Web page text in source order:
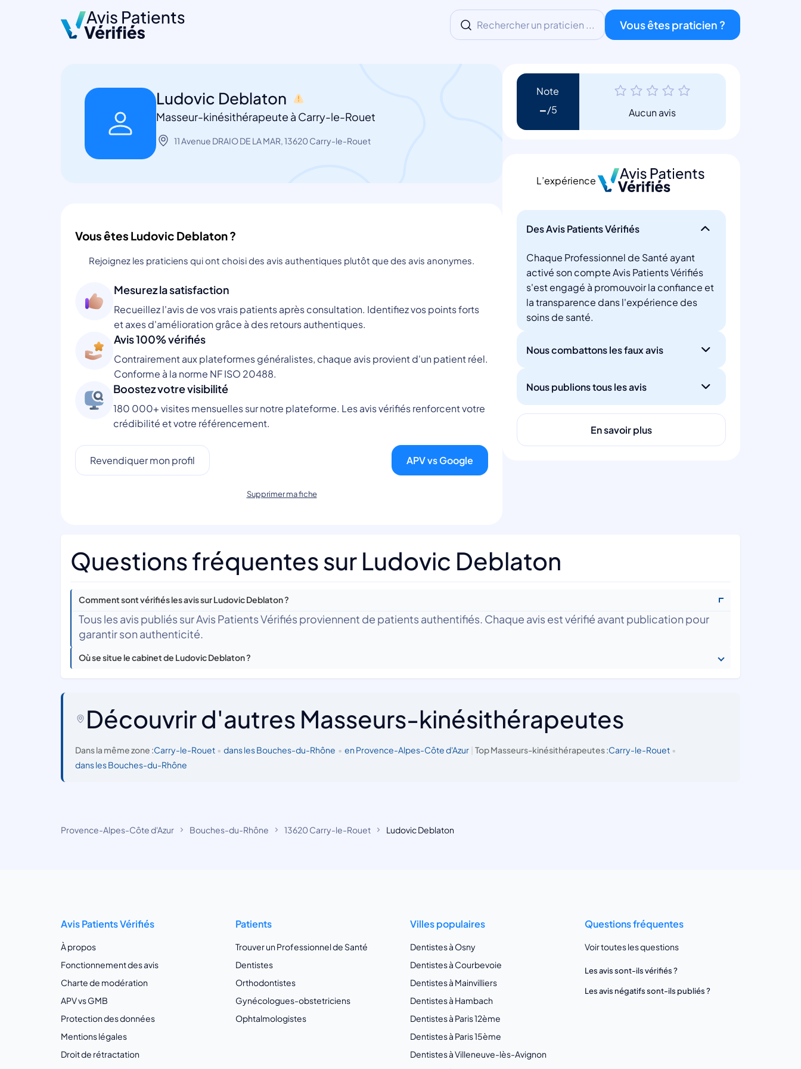
Rechercher un praticien ... Vous êtes praticien ?
Ludovic Deblaton
Masseur-kinésithérapeute à Carry-le-Rouet
11 Avenue DRAIO DE LA MAR, 13620 Carry-le-Rouet
Vous êtes Ludovic Deblaton ?
Rejoignez les praticiens qui ont choisi des avis authentiques plutôt que des avis anonymes.
Mesurez la satisfaction
Recueillez l'avis de vos vrais patients après consultation. Identifiez vos points forts
et axes d'amélioration grâce à des retours authentiques.
Avis 100% vérifiés
Contrairement aux plateformes généralistes, chaque avis provient d'un patient réel.
Conforme à la norme NF ISO 20488.
Boostez votre visibilité
180 000+ visites mensuelles sur notre plateforme. Les avis vérifiés renforcent votre
crédibilité et votre référencement.
Revendiquer mon profil APV vs Google
Supprimer ma fiche
Note
- Aucun avis
L’expérience
Des Avis Patients Vérifiés
Chaque Professionnel de Santé ayant
activé son compte Avis Patients Vérifiés
s'est engagé à promouvoir la confiance et
la transparence dans l'expérience des
soins de santé.
Nous combattons les faux avis
Nous publions tous les avis
En savoir plus
Questions fréquentes sur Ludovic Deblaton
Comment sont vérifiés les avis sur Ludovic Deblaton ?
Tous les avis publiés sur Avis Patients Vérifiés proviennent de patients authentifiés. Chaque avis est vérifié avant publication pour
garantir son authenticité.
Où se situe le cabinet de Ludovic Deblaton ?
Découvrir d'autres Masseurs-kinésithérapeutes
Dans la même zone :Carry-le-Rouet • dans les Bouches-du-Rhône • en Provence-Alpes-Côte d'Azur | Top Masseurs-kinésithérapeutes :Carry-le-Rouet •
dans les Bouches-du-Rhône
Provence-Alpes-Côte d'Azur Bouches-du-Rhône 13620 Carry-le-Rouet Ludovic Deblaton
Avis Patients Vérifiés
À propos
Fonctionnement des avis
Charte de modération
APV vs GMB
Protection des données
Mentions légales
Droit de rétractation
Patients
Trouver un Professionnel de Santé
Dentistes
Orthodontistes
Gynécologues-obstetriciens
Ophtalmologistes
Villes populaires
Dentistes à Osny
Dentistes à Courbevoie
Dentistes à Mainvilliers
Dentistes à Hambach
Dentistes à Paris 12ème
Dentistes à Paris 15ème
Dentistes à Villeneuve-lès-Avignon
Questions fréquentes
Voir toutes les questions
Les avis sont-ils vérifiés ?
Les avis négatifs sont-ils publiés ?